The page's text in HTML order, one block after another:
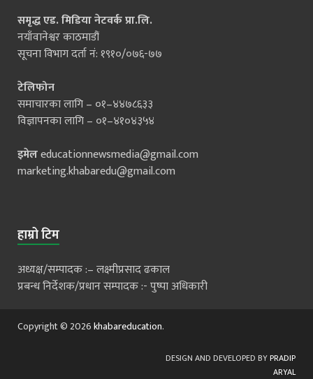
समृद्ध एड. मिडिया नेटवर्क प्रा.लि.
नयाँवानेश्वर काठमाडौं
सूचना विभाग दर्ता नं: १९१०/०७६-७७
टेलिफोन
समाचारका लागि – ०१–४४७८६३३
विज्ञापनका लागि – ०१–४१०४३५४
इमेलeducationnewsmedia@gmail.com
marketing.khabaredu@gmail.com
हाम्रो टिम
अध्यक्ष/सम्पादक :– लक्ष्मीप्रसाद ढकाल
प्रबन्ध निर्देशक/प्रधान सम्पादक :- पुष्पा अधिकारी
Copyright © 2026khabareducation.
DESIGN AND DEVELOPED BYPRADIP
ARYAL